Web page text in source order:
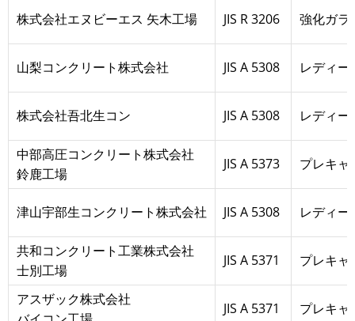
株式会社エヌビーエス 矢木工場 JIS R 3206 強化ガラ
山梨コンクリート株式会社 JIS A 5308 レディ
株式会社吾北生コン JIS A 5308 レディ
中部高圧コンクリート株式会社
鈴鹿工場
JIS A 5373 プレキャ
津山宇部生コンクリート株式会社 JIS A 5308 レディ
共和コンクリート工業株式会社
士別工場
JIS A 5371 プレキャ
アスザック株式会社
JIS A 5371 プレキャ